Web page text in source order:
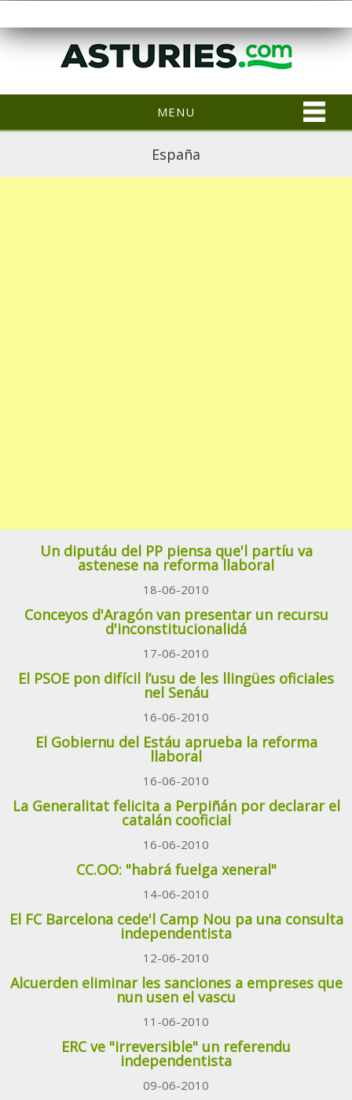
MENU
España
Un diputáu del PP piensa que'l partíu va
astenese na reforma llaboral
18-06-2010
Conceyos d'Aragón van presentar un recursu
d'inconstitucionalidá
17-06-2010
El PSOE pon difícil l’usu de les llingües oficiales
nel Senáu
16-06-2010
El Gobiernu del Estáu aprueba la reforma
llaboral
16-06-2010
La Generalitat felicita a Perpiñán por declarar el
catalán cooficial
16-06-2010
CC.OO: "habrá fuelga xeneral"
14-06-2010
El FC Barcelona cede'l Camp Nou pa una consulta
independentista
12-06-2010
Alcuerden eliminar les sanciones a empreses que
nun usen el vascu
11-06-2010
ERC ve "irreversible" un referendu
independentista
09-06-2010